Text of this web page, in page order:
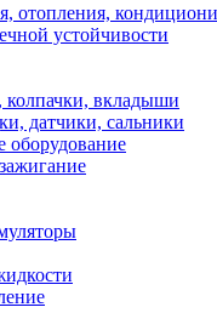
отопления,
устойчивости
колпачки, вкладыши
датчики, сальники
оборудование